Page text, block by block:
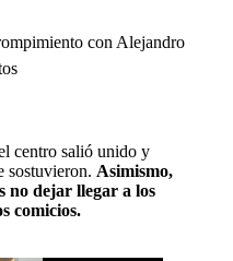
con Alejandro
centro salió unido y
sostuvieron. Asimismo,
no dejar llegar a los
comicios.